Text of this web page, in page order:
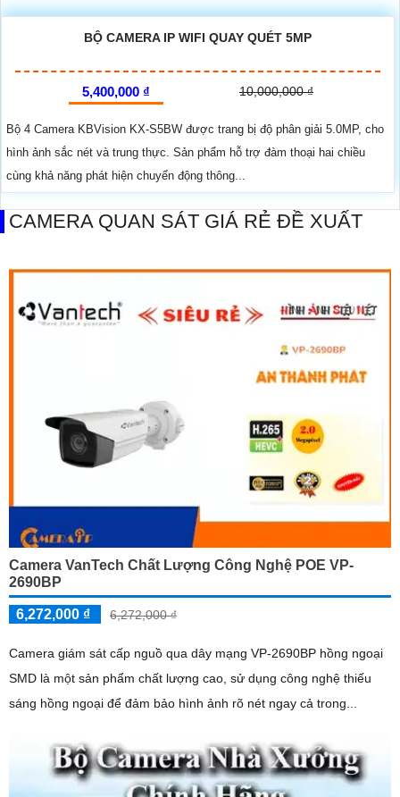
BỘ CAMERA IP WIFI QUAY QUÉT 5MP
5,400,000 ₫ 10,000,000 ₫
Bộ 4 Camera KBVision KX-S5BW được trang bị độ phân giải 5.0MP, cho
hình ảnh sắc nét và trung thực. Sản phẩm hỗ trợ đàm thoại hai chiều
cùng khả năng phát hiện chuyển động thông...
CAMERA QUAN SÁT GIÁ RẺ ĐỀ XUẤT
Camera VanTech Chất Lượng Công Nghệ POE VP-
2690BP
6,272,000 ₫ 6,272,000 ₫
Camera giám sát cấp nguồ qua dây mạng VP-2690BP hồng ngoại
SMD là một sản phẩm chất lượng cao, sử dụng công nghệ thiếu
sáng hồng ngoại để đảm bảo hình ảnh rõ nét ngay cả trong...